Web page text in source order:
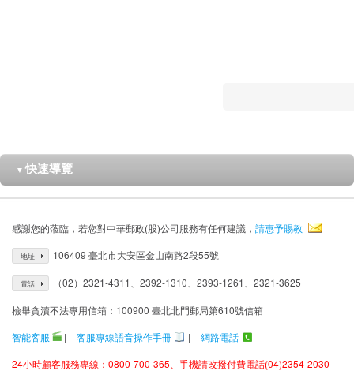
▼ 快速導覽
感謝您的蒞臨，若您對中華郵政(股)公司服務有任何建議， 請惠予賜教
地址 106409 臺北市大安區金山南路2段55號
電話 （02）2321-4311、2392-1310、2393-1261、2321-3625
檢舉貪瀆不法專用信箱：100900 臺北北門郵局第610號信箱
智能客服
| 客服專線語音操作手冊 |
網路電話
24小時顧客服務專線：0800-700-365、手機請改撥付費電話(04)2354-2030